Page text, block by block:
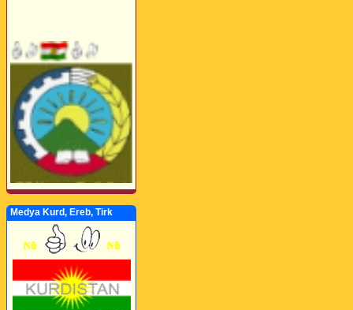
Medya Kurd, Ereb, Tirk